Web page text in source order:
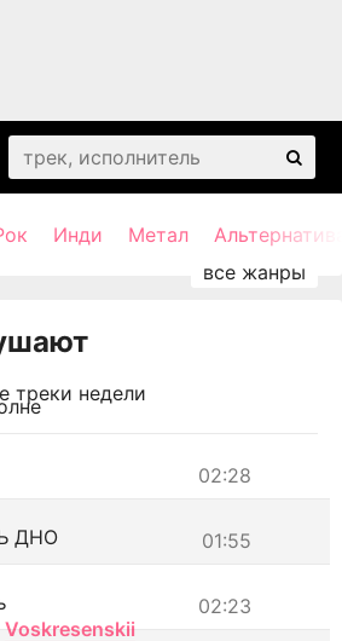
Инди Метал
треки недели
02:28
01:55
ДНО
02:23
Voskresenskii